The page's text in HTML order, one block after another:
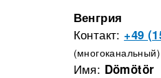
Венгрия
Контакт: +49
(многоканальный)
Имя: Dömötör